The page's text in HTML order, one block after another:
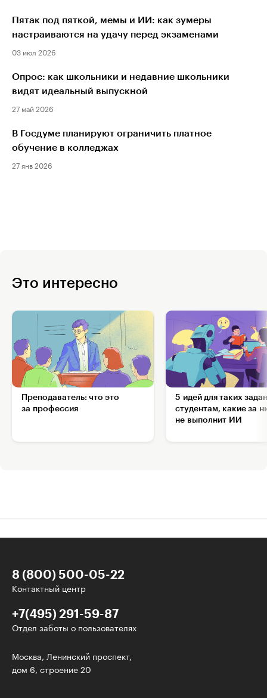
Пятак под пяткой, мемы и ИИ: как зумеры
настраиваются на удачу перед экзаменами
03 июл 2026
Опрос: как школьники и недавние школьники
видят идеальный выпускной
27 май 2026
В Госдуме планируют ограничить платное
обучение в колледжах
27 янв 2026
Это интересно
Преподаватель: что это
за профессия
5 идей для таких
студентам, какие за
не выполнит ИИ
8 (800) 500-05-22
Контактный центр
+7(495) 291-59-87
Отдел заботы о пользователях
Москва, Ленинский проспект,
дом 6, строение 20
Интересное - на почту!
Выберите тему рассылки